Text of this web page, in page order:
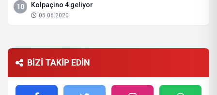
10 Kolpaçino 4 geliyor
05.06.2020
BİZİ TAKİP EDİN